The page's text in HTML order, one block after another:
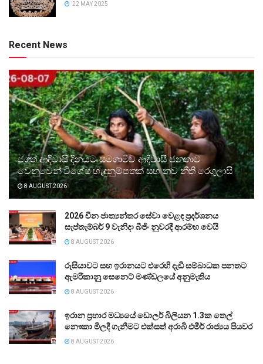
22 MAY 2025
Recent News
ජගත් ආදිවාසි දිනයට සමගාමීව ආදිවාසී ජනතාව
වෙනුවෙන් විශේෂ හැඳුනුම්පතක් සහ නව නීති රෙගුලාසි
8 AUGUST 2026
2026 චීන ජාත්‍යන්තර සේවා වෙළඳ ප්‍රදර්ශනය
සැප්තැම්බර් 9 වැනිදා බීජිං නුවරදී ආරම්භ වෙයි
8 AUGUST 2026
රුසියාවට සහ ඉරානයට එරෙහි දැඩි සම්බාධක පනතට
ඇමරිකානු සෙනෙට් මණ්ඩලයේ අනුමැතිය
8 AUGUST 2026
ඉරාන ප්‍රහාර මධ්‍යයේ ඩොලර් බිලියන 1.3ක තෙල්
නෞකා මිලදී ගැනීමට එක්සත් අරාබි එමීර් රාජ්‍යය පියවර
8 AUGUST 2026